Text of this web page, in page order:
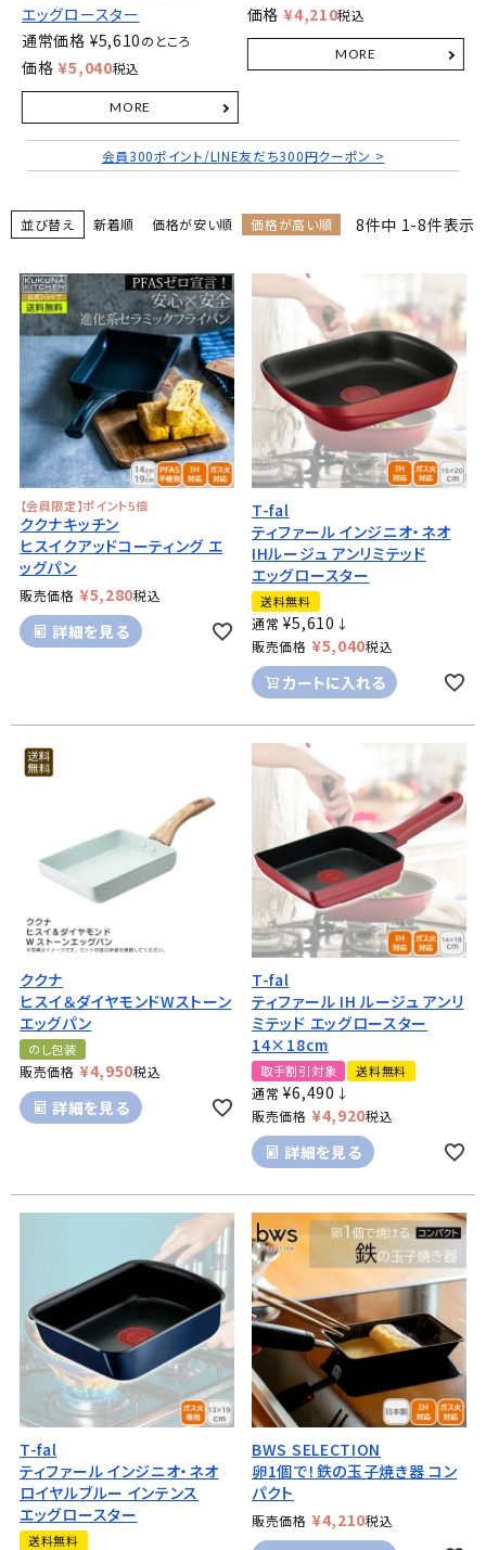
エッグロースター
通常価格 ¥5,610のところ
価格 ¥5,040税込
価格 ¥4,210税込
会員300ポイント/LINE友だち300円クーポン >
並び替え 新着順 価格が安い順 価格が高い順 8件中 1-8件表示
【会員限定】ポイント5倍
ククナキッチン
ヒスイクアッドコーティング エ
ッグパン
販売価格 ¥5,280税込
詳細を見る
T-fal
ティファール インジニオ・ネオ
IHルージュ アンリミテッド
エッグロースター
送料無料
通常 ¥5,610 ↓
販売価格 ¥5,040税込
カートに入れる
ククナ
ヒスイ＆ダイヤモンドWストーン
エッグパン
のし包装
販売価格 ¥4,950税込
詳細を見る
T-fal
ティファール IH ルージュ アンリ
ミテッド エッグロースター
14×18cm
取手割引対象 送料無料
通常 ¥6,490 ↓
販売価格 ¥4,920税込
詳細を見る
T-fal
ティファール インジニオ・ネオ
ロイヤルブルー インテンス
エッグロースター
送料無料
BWS SELECTION
卵1個で！鉄の玉子焼き器 コン
パクト
販売価格 ¥4,210税込